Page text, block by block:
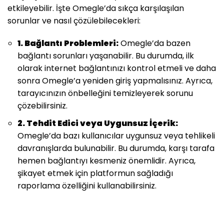
etkileyebilir. İşte Omegle’da sıkça karşılaşılan
sorunlar ve nasıl çözülebilecekleri:
1. Bağlantı Problemleri:Omegle’da bazen
bağlantı sorunları yaşanabilir. Bu durumda, ilk
olarak internet bağlantınızı kontrol etmeli ve daha
sonra Omegle’a yeniden giriş yapmalısınız. Ayrıca,
tarayıcınızın önbelleğini temizleyerek sorunu
çözebilirsiniz.
2. Tehdit Edici veya Uygunsuz İçerik:
Omegle’da bazı kullanıcılar uygunsuz veya tehlikeli
davranışlarda bulunabilir. Bu durumda, karşı tarafa
hemen bağlantıyı kesmeniz önemlidir. Ayrıca,
şikayet etmek için platformun sağladığı
raporlama özelliğini kullanabilirsiniz.